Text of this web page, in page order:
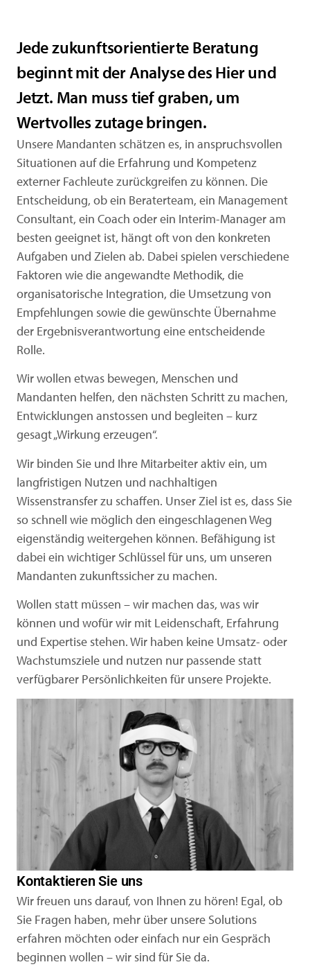
Jede zukunftsorientierte Beratung
beginnt mit der Analyse des Hier und
Jetzt. Man muss tief graben, um
Wertvolles zutage bringen.
Unsere Mandanten schätzen es, in anspruchsvollen
Situationen auf die Erfahrung und Kompetenz
externer Fachleute zurückgreifen zu können. Die
Entscheidung, ob ein Beraterteam, ein Management
Consultant, ein Coach oder ein Interim-Manager am
besten geeignet ist, hängt oft von den konkreten
Aufgaben und Zielen ab. Dabei spielen verschiedene
Faktoren wie die angewandte Methodik, die
organisatorische Integration, die Umsetzung von
Empfehlungen sowie die gewünschte Übernahme
der Ergebnisverantwortung eine entscheidende
Rolle.
Wir wollen etwas bewegen, Menschen und
Mandanten helfen, den nächsten Schritt zu machen,
Entwicklungen anstossen und begleiten – kurz
gesagt „Wirkung erzeugen“.
Wir binden Sie und Ihre Mitarbeiter aktiv ein, um
langfristigen Nutzen und nachhaltigen
Wissenstransfer zu schaffen. Unser Ziel ist es, dass Sie
so schnell wie möglich den eingeschlagenen Weg
eigenständig weitergehen können. Befähigung ist
dabei ein wichtiger Schlüssel für uns, um unseren
Mandanten zukunftssicher zu machen.
Wollen statt müssen – wir machen das, was wir
können und wofür wir mit Leidenschaft, Erfahrung
und Expertise stehen. Wir haben keine Umsatz- oder
Wachstumsziele und nutzen nur passende statt
verfügbarer Persönlichkeiten für unsere Projekte.
Kontaktieren Sie uns
Wir freuen uns darauf, von Ihnen zu hören! Egal, ob
Sie Fragen haben, mehr über unsere Solutions
erfahren möchten oder einfach nur ein Gespräch
beginnen wollen – wir sind für Sie da.